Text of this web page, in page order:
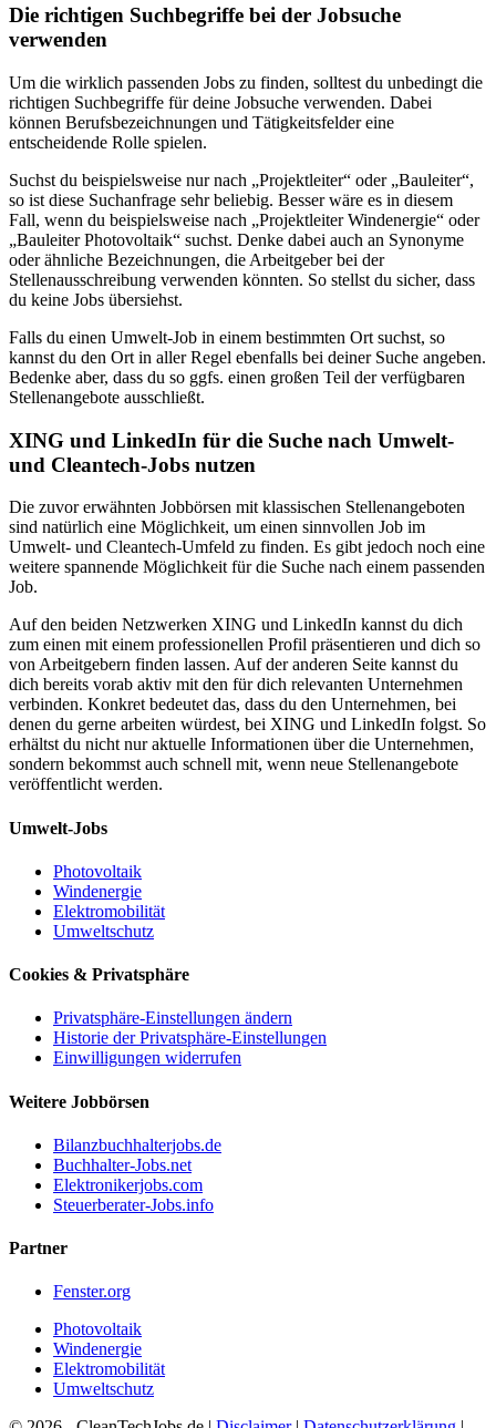
Die richtigen Suchbegriffe bei der Jobsuche
verwenden
Um die wirklich passenden Jobs zu finden, solltest du unbedingt die
richtigen Suchbegriffe für deine Jobsuche verwenden. Dabei
können Berufsbezeichnungen und Tätigkeitsfelder eine
entscheidende Rolle spielen.
Suchst du beispielsweise nur nach „Projektleiter“ oder „Bauleiter“,
so ist diese Suchanfrage sehr beliebig. Besser wäre es in diesem
Fall, wenn du beispielsweise nach „Projektleiter Windenergie“ oder
„Bauleiter Photovoltaik“ suchst. Denke dabei auch an Synonyme
oder ähnliche Bezeichnungen, die Arbeitgeber bei der
Stellenausschreibung verwenden könnten. So stellst du sicher, dass
du keine Jobs übersiehst.
Falls du einen Umwelt-Job in einem bestimmten Ort suchst, so
kannst du den Ort in aller Regel ebenfalls bei deiner Suche angeben.
Bedenke aber, dass du so ggfs. einen großen Teil der verfügbaren
Stellenangebote ausschließt.
XING und LinkedIn für die Suche nach Umwelt-
und Cleantech-Jobs nutzen
Die zuvor erwähnten Jobbörsen mit klassischen Stellenangeboten
sind natürlich eine Möglichkeit, um einen sinnvollen Job im
Umwelt- und Cleantech-Umfeld zu finden. Es gibt jedoch noch eine
weitere spannende Möglichkeit für die Suche nach einem passenden
Job.
Auf den beiden Netzwerken XING und LinkedIn kannst du dich
zum einen mit einem professionellen Profil präsentieren und dich so
von Arbeitgebern finden lassen. Auf der anderen Seite kannst du
dich bereits vorab aktiv mit den für dich relevanten Unternehmen
verbinden. Konkret bedeutet das, dass du den Unternehmen, bei
denen du gerne arbeiten würdest, bei XING und LinkedIn folgst. So
erhältst du nicht nur aktuelle Informationen über die Unternehmen,
sondern bekommst auch schnell mit, wenn neue Stellenangebote
veröffentlicht werden.
Umwelt-Jobs
Photovoltaik
Windenergie
Elektromobilität
Umweltschutz
Cookies & Privatsphäre
Privatsphäre-Einstellungen ändern
Historie der Privatsphäre-Einstellungen
Einwilligungen widerrufen
Weitere Jobbörsen
Bilanzbuchhalterjobs.de
Buchhalter-Jobs.net
Elektronikerjobs.com
Steuerberater-Jobs.info
Partner
Fenster.org
Photovoltaik
Windenergie
Elektromobilität
Umweltschutz